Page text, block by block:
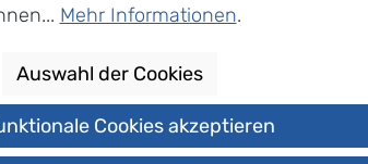
kühlen und geruchlosen Ort
Mehr Informationen.
Auswahl der Cookies
Cookies akzeptieren